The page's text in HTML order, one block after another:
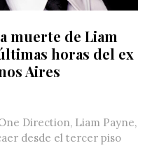
muerte de Liam
horas del ex
Aires
Direction, Liam Payne,
desde el tercer piso